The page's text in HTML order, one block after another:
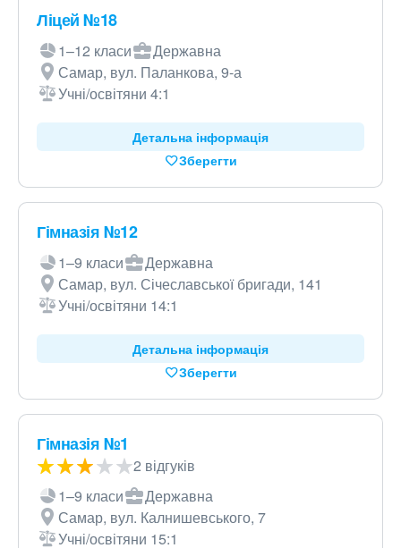
Ліцей №18
1–12 класи
Державна
Самар, вул. Паланкова, 9-а
Учні/освітяни 4:1
Детальна інформація
Зберегти
Гімназія №12
1–9 класи
Державна
Самар, вул. Січеславської бригади, 141
Учні/освітяни 14:1
Детальна інформація
Зберегти
Гімназія №1
2 відгуків
1–9 класи
Державна
Самар, вул. Калнишевського, 7
Учні/освітяни 15:1